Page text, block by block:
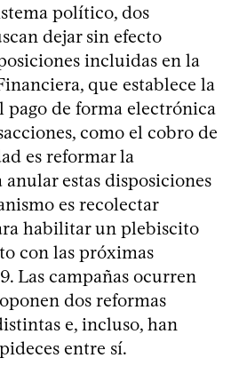
político, dos
dejar sin efecto
incluidas en la
que establece la
de forma electrónica
como el cobro de
es reformar la
estas disposiciones
es recolectar
habilitar un plebiscito
con las próximas
Las campañas ocurren
dos reformas
e, incluso, han
entre sí.